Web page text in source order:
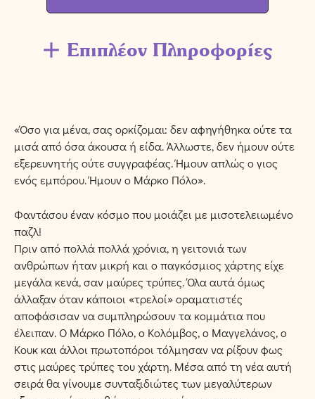
Επιπλέον Πληροφορίες
«Όσο για µένα, σας ορκίζοµαι: δεν αφηγήθηκα ούτε τα
µισά από όσα άκουσα ή είδα. Άλλωστε, δεν ήµουν ούτε
εξερευνητής ούτε συγγραφέας. Ήµουν απλώς ο γιος
ενός εµπόρου. Ήµουν ο Μάρκο Πόλο».
Φαντάσου έναν κόσµο που µοιάζει µε µισοτελειωµένο
παζλ!
Πριν από πολλά πολλά χρόνια, η γειτονιά των
ανθρώπων ήταν µικρή και ο παγκόσµιος χάρτης είχε
µεγάλα κενά, σαν µαύρες τρύπες. Όλα αυτά όµως
άλλαξαν όταν κάποιοι «τρελοί» οραµατιστές
αποφάσισαν να συµπληρώσουν τα κοµµάτια που
έλειπαν. Ο Μάρκο Πόλο, ο Κολόµβος, ο Μαγγελάνος, ο
Κουκ και άλλοι πρωτοπόροι τόλµησαν να ρίξουν φως
στις µαύρες τρύπες του χάρτη. Μέσα από τη νέα αυτή
σειρά θα γίνουµε συνταξιδιώτες των µεγαλύτερων